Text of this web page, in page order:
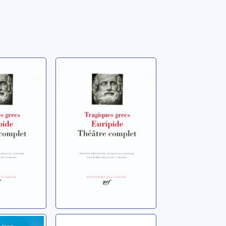
0406 av.
d'Héraclès
Euripide (0480-0406 av.